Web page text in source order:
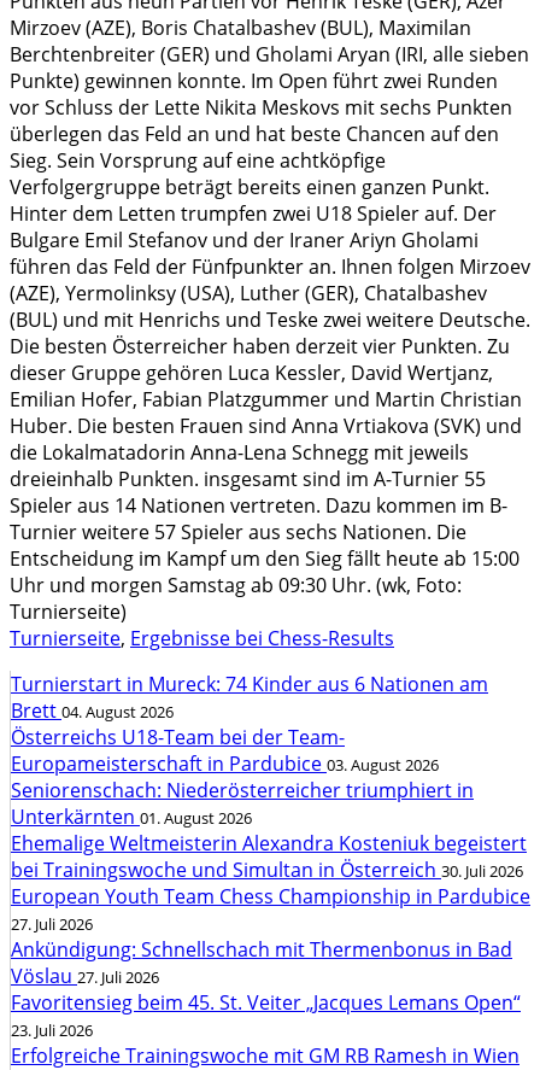
Mirzoev (AZE), Boris Chatalbashev (BUL), Maximilan
Berchtenbreiter (GER) und Gholami Aryan (IRI, alle sieben
Punkte) gewinnen konnte. Im Open führt zwei Runden
vor Schluss der Lette Nikita Meskovs mit sechs Punkten
überlegen das Feld an und hat beste Chancen auf den
Sieg. Sein Vorsprung auf eine achtköpfige
Verfolgergruppe beträgt bereits einen ganzen Punkt.
Hinter dem Letten trumpfen zwei U18 Spieler auf. Der
Bulgare Emil Stefanov und der Iraner Ariyn Gholami
führen das Feld der Fünfpunkter an. Ihnen folgen Mirzoev
(AZE), Yermolinksy (USA), Luther (GER), Chatalbashev
(BUL) und mit Henrichs und Teske zwei weitere Deutsche.
Die besten Österreicher haben derzeit vier Punkten. Zu
dieser Gruppe gehören Luca Kessler, David Wertjanz,
Emilian Hofer, Fabian Platzgummer und Martin Christian
Huber. Die besten Frauen sind Anna Vrtiakova (SVK) und
die Lokalmatadorin Anna-Lena Schnegg mit jeweils
dreieinhalb Punkten. insgesamt sind im A-Turnier 55
Spieler aus 14 Nationen vertreten. Dazu kommen im B-
Turnier weitere 57 Spieler aus sechs Nationen. Die
Entscheidung im Kampf um den Sieg fällt heute ab 15:00
Uhr und morgen Samstag ab 09:30 Uhr. (wk, Foto:
Turnierseite)
Turnierseite, Ergebnisse bei Chess-Results
Turnierstart in Mureck: 74 Kinder aus 6 Nationen am
Brett 04. August 2026
Österreichs U18-Team bei der Team-
Europameisterschaft in Pardubice 03. August 2026
Seniorenschach: Niederösterreicher triumphiert in
Unterkärnten 01. August 2026
Ehemalige Weltmeisterin Alexandra Kosteniuk begeistert
bei Trainingswoche und Simultan in Österreich 30. Juli 2026
European Youth Team Chess Championship in Pardubice
27. Juli 2026
Ankündigung: Schnellschach mit Thermenbonus in Bad
Vöslau 27. Juli 2026
Favoritensieg beim 45. St. Veiter „Jacques Lemans Open“
23. Juli 2026
Erfolgreiche Trainingswoche mit GM RB Ramesh in Wien